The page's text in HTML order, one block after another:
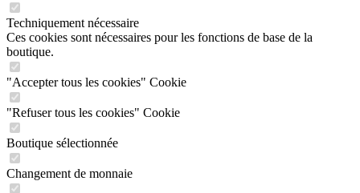
Techniquement nécessaire
Ces cookies sont nécessaires pour les fonctions de base de la
boutique.
"Accepter tous les cookies" Cookie
"Refuser tous les cookies" Cookie
Boutique sélectionnée
Changement de monnaie